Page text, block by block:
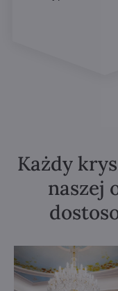
Każdy
naszej